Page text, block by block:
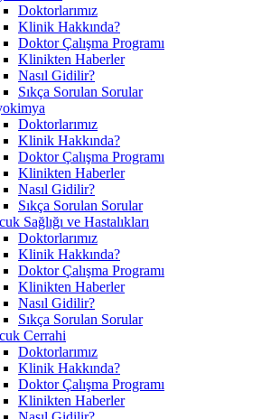
Doktorlarımız
Klinik Hakkında?
Doktor Çalışma Programı
Klinikten Haberler
Nasıl Gidilir?
Sıkça Sorulan Sorular
Doktorlarımız
Klinik Hakkında?
Doktor Çalışma Programı
Klinikten Haberler
Nasıl Gidilir?
Sıkça Sorulan Sorular
Sağlığı ve Hastalıkları
Doktorlarımız
Klinik Hakkında?
Doktor Çalışma Programı
Klinikten Haberler
Nasıl Gidilir?
Sıkça Sorulan Sorular
Cerrahi
Doktorlarımız
Klinik Hakkında?
Doktor Çalışma Programı
Klinikten Haberler